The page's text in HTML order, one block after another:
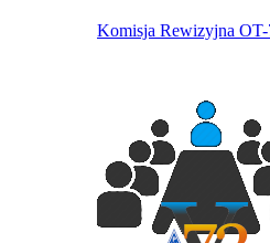
Komisja Rewizyjna